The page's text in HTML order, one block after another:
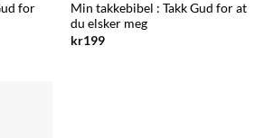
for
Min takkebibel : Takk Gud for at
du elsker meg
kr199